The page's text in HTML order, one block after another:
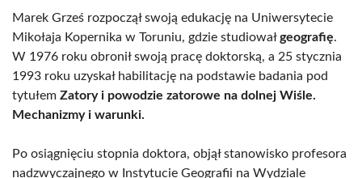
Marek Grześ rozpoczął swoją edukację na Uniwersytecie
Mikołaja Kopernika w Toruniu, gdzie studiowałgeografię.
W 1976 roku obronił swoją pracę doktorską, a 25 stycznia
1993 roku uzyskał habilitację na podstawie badania pod
tytułem Zatory i powodzie zatorowe na dolnej Wiśle.
Mechanizmy i warunki.
Po osiągnięciu stopnia doktora, objął stanowisko profesora
nadzwyczajnego w Instytucie Geografii na Wydziale